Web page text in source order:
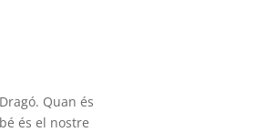
Quan és
és el nostre